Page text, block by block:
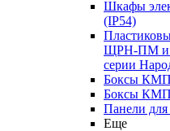
Шкафы
(IP54)
ЩРН-ПМ и
серии
Боксы
Боксы
Панели
Еще